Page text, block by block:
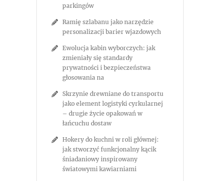
parkingów
Ramię szlabanu jako narzędzie
personalizacji barier wjazdowych
Ewolucja kabin wyborczych: jak
zmieniały się standardy
prywatności i bezpieczeństwa
głosowania na
Skrzynie drewniane do transportu
jako element logistyki cyrkularnej
– drugie życie opakowań w
łańcuchu dostaw
Hokery do kuchni w roli głównej:
jak stworzyć funkcjonalny kącik
śniadaniowy inspirowany
światowymi kawiarniami